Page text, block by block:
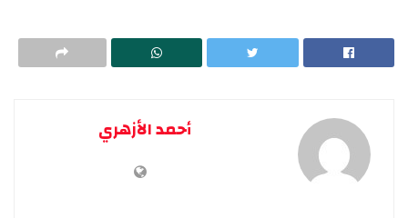
أحمد الأزهري